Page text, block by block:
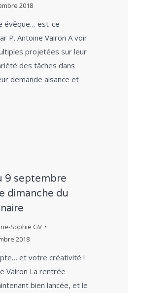
2018
évêque… est-ce
P. Antoine Vairon A voir
projetées sur leur
des tâches dans
demande aisance et
9 septembre
dimanche du
Sophie GV
2018
et votre créativité !
Vairon La rentrée
bien lancée, et le